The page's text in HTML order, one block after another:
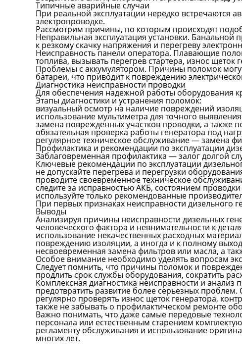
Типичные аварийные случаи
При реальной эксплуатации нередко встречаются
электропроводке.
Рассмотрим причины, по которым происходят
Неправильная эксплуатация установки.
к резкому скачку напряжения и перегреву
Неисправность панели оператора. Плавающие
топлива, вызывать перегрев стартера, износ
Проблемы с аккумулятором. Причины поломок
батареи, что приводит к повреждению
Диагностика неисправности проводки
Для обеспечения надежной работы оборудования
Этапы диагностики и устранения поломок:
визуальный осмотр на наличие повреждений
использование мультиметра для точного
замена поврежденных участков проводки, а также
обязательная проверка работы генератора под
регулярное техническое обслуживание — замена
Профилактика и рекомендации по эксплуатации
Заблаговременная профилактика — залог долгой
Ключевые рекомендации по эксплуатации
не допускайте перегрева и перегрузки
проводите своевременное техническое
следите за исправностью АКБ, состоянием
используйте только рекомендованные
При первых признаках неисправности дизельного
Выводы
Анализируя причины неисправности дизельных
человеческого фактора и невнимательности к
использование некачественных расходных
повреждению изоляции, а иногда и к полному
несвоевременная замена фильтров или масла, а
Особое внимание необходимо уделять вопросам
Следует помнить, что причины поломок и
продлить срок службы оборудования, сократить
Комплексная диагностика неисправности и
предотвратить развитие более серьезных
регулярно проверять износ щеток генератора,
также не забывать о профилактическом ремонте
Важно понимать, что даже самые передовые
персонала или естественным старением
регламенту обслуживания и использование
многих лет.